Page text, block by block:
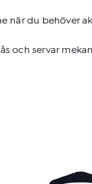
när du behöver
och servar